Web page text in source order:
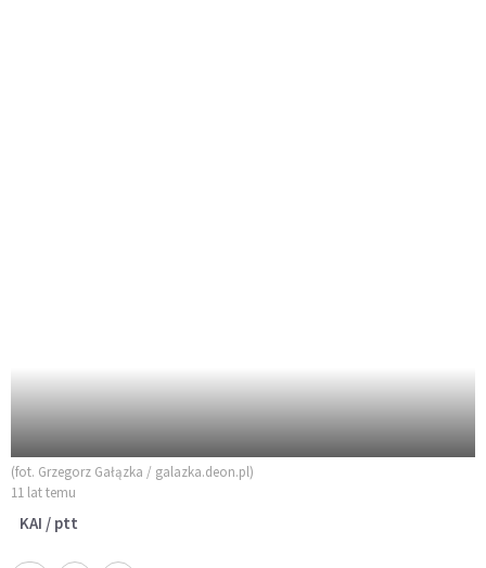
(fot. Grzegorz Gałązka / galazka.deon.pl)
11 lat temu
KAI / ptt